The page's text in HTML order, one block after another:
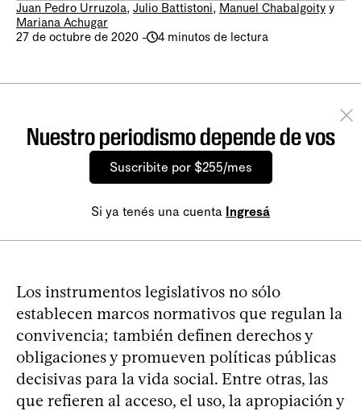
Juan Pedro Urruzola, Julio Battistoni, Manuel Chabalgoity y
Mariana Achugar
27 de octubre de 2020 - 4 minutos de lectura
Nuestro periodismo depende de vos
Suscribite por $255/mes
Si ya tenés una cuenta Ingresá
Los instrumentos legislativos no sólo
establecen marcos normativos que regulan la
convivencia; también definen derechos y
obligaciones y promueven políticas públicas
decisivas para la vida social. Entre otras, las
que refieren al acceso, el uso, la apropiación y